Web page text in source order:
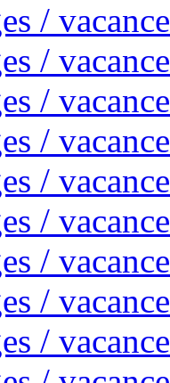
/
/
/
/
/
/
/
/
/